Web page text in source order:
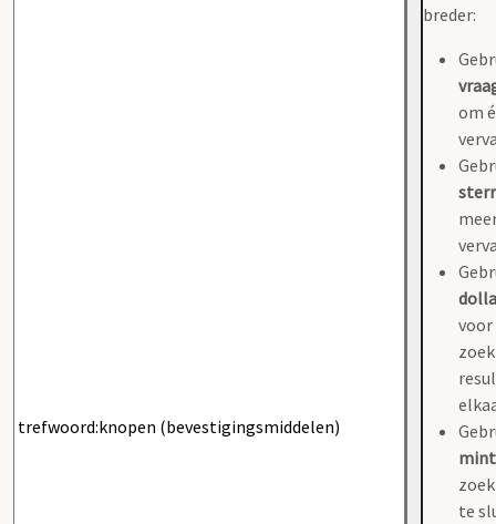
breder:
om
voor
te